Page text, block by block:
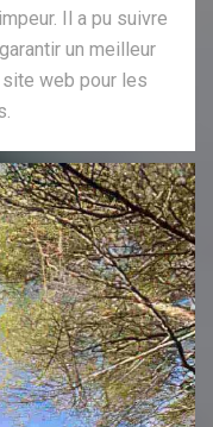
Il a pu suivre
un meilleur
web pour les